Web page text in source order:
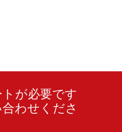
が必要です
わせくださ